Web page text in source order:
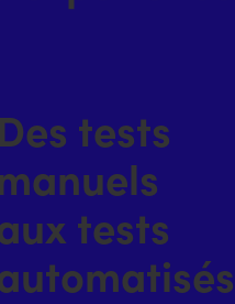
tests
tests